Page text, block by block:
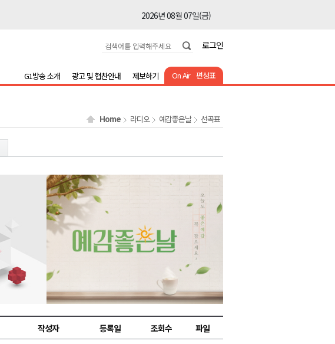
2026년 08월 07일(금)
2026년 08월 07일(금)
2026년 08월 07일(금)
2026년 08월 07일(금)
2026년 08월 07일(금)
2026년 08월 07일(금)
2026년 08월 07일(금)
2026년 08월 07일(금)
2026년 08월 07일(금)
2026년 08월 07일(금)
2026년 08월 07일(금)
2026년 08월 07일(금)
2026년 08월 07일(금)
로그인
On Air 편성표
G1방송 소개 광고 및 협찬안내 제보하기
Home 라디오 예감좋은날 선곡표
작성자 등록일 조회수
파일